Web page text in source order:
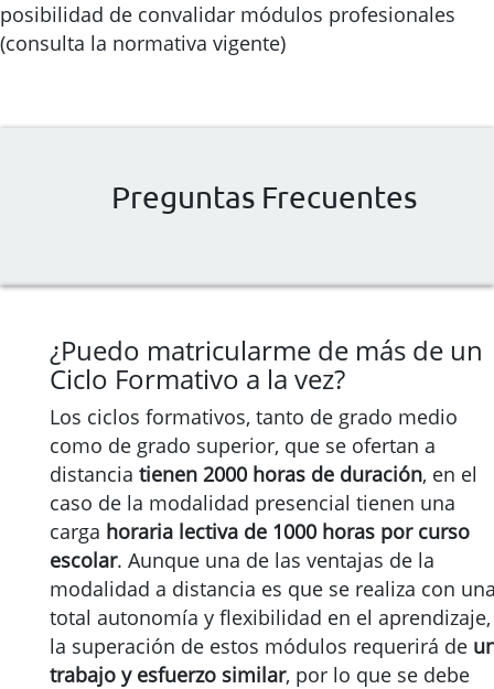
posibilidad de convalidar módulos profesionales
(consulta la normativa vigente)
Preguntas Frecuentes
¿Puedo matricularme de más de un
Ciclo Formativo a la vez?
Los ciclos formativos, tanto de grado medio
como de grado superior, que se ofertan a
distancia tienen 2000 horas de duración, en el
caso de la modalidad presencial tienen una
carga horaria lectiva de 1000 horas por curso
escolar. Aunque una de las ventajas de la
modalidad a distancia es que se realiza con
total autonomía y flexibilidad en el aprendizaje,
la superación de estos módulos requerirá de
trabajo y esfuerzo similar, por lo que se debe